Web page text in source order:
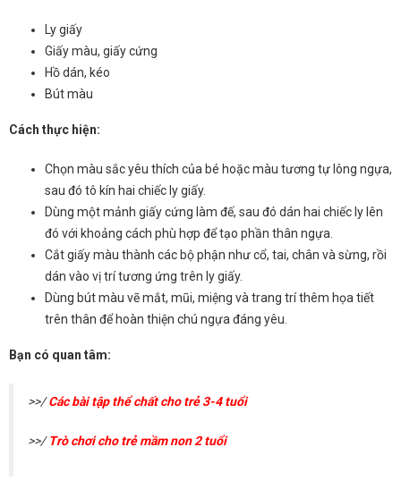
Ly giấy
Giấy màu, giấy cứng
Hồ dán, kéo
Bút màu
Cách thực hiện:
Chọn màu sắc yêu thích của bé hoặc màu tương tự lông ngựa,
sau đó tô kín hai chiếc ly giấy.
Dùng một mảnh giấy cứng làm đế, sau đó dán hai chiếc ly lên
đó với khoảng cách phù hợp để tạo phần thân ngựa.
Cắt giấy màu thành các bộ phận như cổ, tai, chân và sừng, rồi
dán vào vị trí tương ứng trên ly giấy.
Dùng bút màu vẽ mắt, mũi, miệng và trang trí thêm họa tiết
trên thân để hoàn thiện chú ngựa đáng yêu.
Bạn có quan tâm:
>>/Các bài tập thể chất cho trẻ 3-4 tuổi
>>/Trò chơi cho trẻ mầm non 2 tuổi